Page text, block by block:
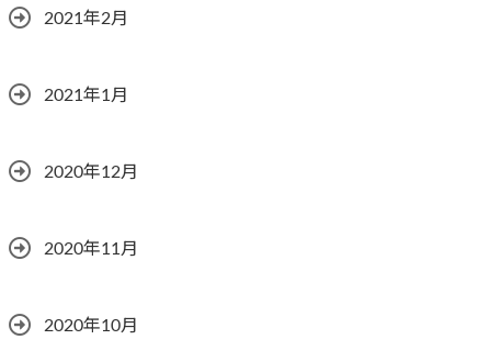
2021年2月
2021年1月
2020年12月
2020年11月
2020年10月